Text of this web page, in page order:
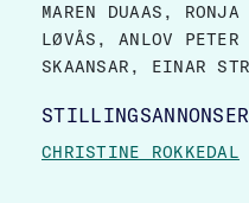
MAREN DUAAS,
LØVÅS, ANLOV PETER
SKAANSAR, EINAR
CHRISTINE ROKKEDAL